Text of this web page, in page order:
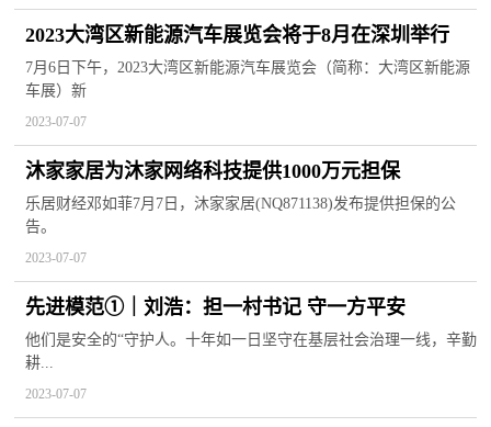
2023大湾区新能源汽车展览会将于8月在深圳举行
7月6日下午，2023大湾区新能源汽车展览会（简称：大湾区新能源
车展）新
2023-07-07
沐家家居为沐家网络科技提供1000万元担保
乐居财经邓如菲7月7日，沐家家居(NQ871138)发布提供担保的公
告。
2023-07-07
先进模范①｜刘浩：担一村书记 守一方平安
他们是安全的“守护人。十年如一日坚守在基层社会治理一线，辛勤
耕...
2023-07-07